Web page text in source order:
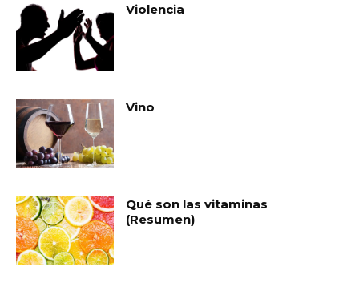
Violencia
Vino
Qué son las vitaminas
(Resumen)